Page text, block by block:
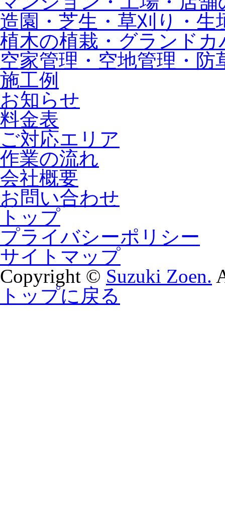
造園・芝生・草刈り・生
植木の植栽・グランドカ
空家管理・空地管理・防
施工例
お知らせ
料金表
ご対応エリア
作業の流れ
会社概要
お問い合わせ
トップ
プライバシーポリシー
サイトマップ
Copyright © Suzuki Zoen.
トップに戻る